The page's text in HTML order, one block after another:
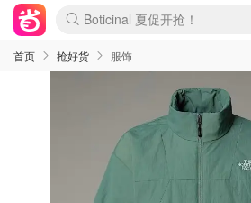
Boticinal 夏促开抢！
4折！lulu周四疯狂上新
还没结束！&OtherStories大促
Joybuy变相75折 随时失效
速领！Stanley独家85折
疑似霸哥！Camper额外叠85折
Zalando 奥莱闪促！每日更新
Moncler反季囤！5折起+叠9折
Coach Brooklyn仅€192
首页 抢好货 服饰